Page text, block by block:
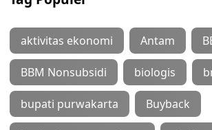
aktivitas ekonomi Antam
BBM Nonsubsidi biologis
bupati purwakarta Buyback